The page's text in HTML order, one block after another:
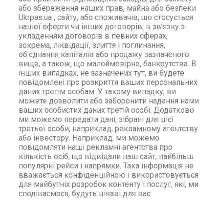
або збереження наших прав, майна або безпеки
Ukrpas.ua , сайту, або споживачів; що стосується
нашої оферти чи інших договорів; в зв’язку з
укладенням договорів в певних сферах,
зокрема, ліквідації, злиття і поглинання,
об’єднання капіталів або продажу зазначеного
вище, а також, що малоймовірно, банкрутства. В
інших випадках, не зазначених тут, ви будете
повідомлені про розкриття ваших персональних
даних третім особам. У такому випадку, ви
можете дозволити або заборонити надання нами
ваших особистих даних третій особі. Додатково
ми можемо передати дані, зібрані для цієї
третьої особи, наприклад, рекламному агентству
або інвестору. Наприклад, ми можемо
повідомляти наші рекламні агентства про
кількість осіб, що відвідали наш сайт, найбільш
популярні рейси і напрямки. Така інформація не
вважається конфіденційною і використовується
для майбутніх розробок контенту і послуг, які, ми
сподіваємося, будуть цікаві для вас.